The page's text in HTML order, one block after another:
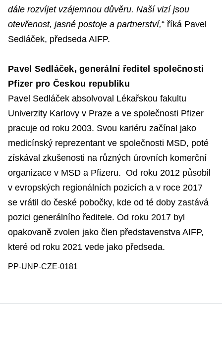
dále rozvíjet vzájemnou důvěru. Naší vizí jsou
otevřenost, jasné postoje a partnerství,“ říká Pavel
Sedláček, předseda AIFP.
Pavel Sedláček, generální ředitel společnosti
Pfizer pro Českou republiku
Pavel Sedláček absolvoval Lékařskou fakultu
Univerzity Karlovy v Praze a ve společnosti Pfizer
pracuje od roku 2003. Svou kariéru začínal jako
medicínský reprezentant ve společnosti MSD, poté
získával zkušenosti na různých úrovních komerční
organizace v MSD a Pfizeru. Od roku 2012 působil
v evropských regionálních pozicích a v roce 2017
se vrátil do české pobočky, kde od té doby zastává
pozici generálního ředitele. Od roku 2017 byl
opakovaně zvolen jako člen představenstva AIFP,
které od roku 2021 vede jako předseda.
PP-UNP-CZE-0181